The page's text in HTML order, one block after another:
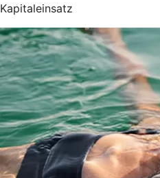
Kapitaleinsatz